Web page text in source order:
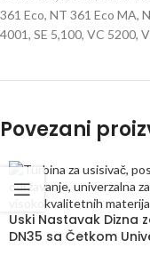
361 Eco, NT 361 Eco MA,
4001, SE 5,100, VC 5200,
Povezani
Uski Nastavak Dizna
DN35 sa Četkom